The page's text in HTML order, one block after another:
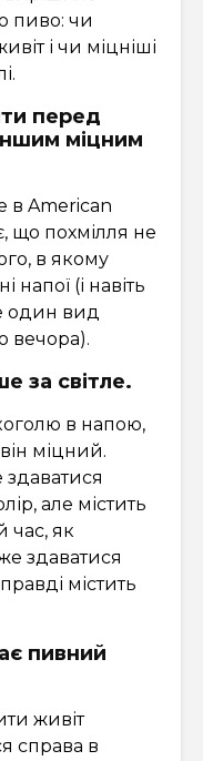
пиво: чи
і чи міцніші
перед
міцним
в American
що похмілля не
в якому
напої (і навіть
один вид
вечора).
за світле.
в напою,
міцний.
але містить
час, як
здаватися
містить
пивний
живіт
справа в